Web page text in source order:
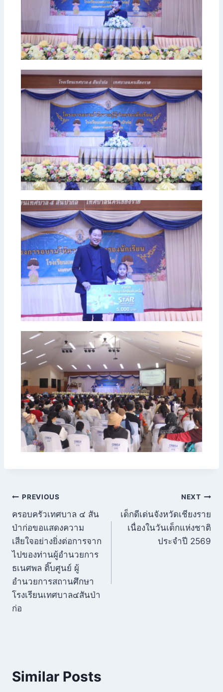
PREVIOUS
ครอบครัวเทศบาล ๔ สัน
ป่าก่อขอแสดงความ
เสียใจอย่างยิ่งต่อการจาก
ไปของท่านผู้อำนวยการ
ธเนศพล ติ๊บศูนย์ ผู้
อำนวยการสถานศึกษา
โรงเรียนเทศบาล๔สันป่า
ก่อ
NEXT
เด็กดีเด่นจังหวัดเชียงราย
เนื่องในวันเด็กแห่งชาติ
ประจำปี 2569
Similar Posts